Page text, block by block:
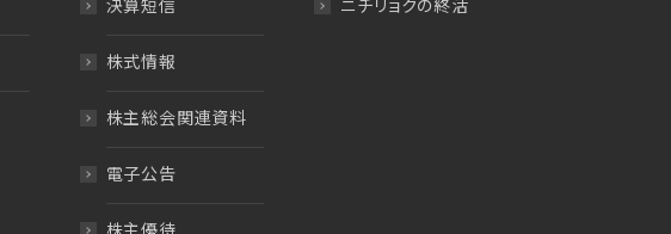
決算短信
株式情報
株主総会関連資料
電子公告
株主優待
ニチリョクの終活